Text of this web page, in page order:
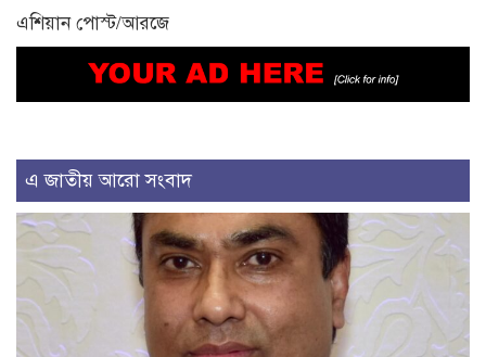
এশিয়ান পোস্ট/আরজে
এ জাতীয় আরো সংবাদ